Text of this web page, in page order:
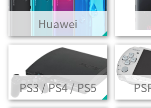
Huawei
PS3 / PS4 / PS5